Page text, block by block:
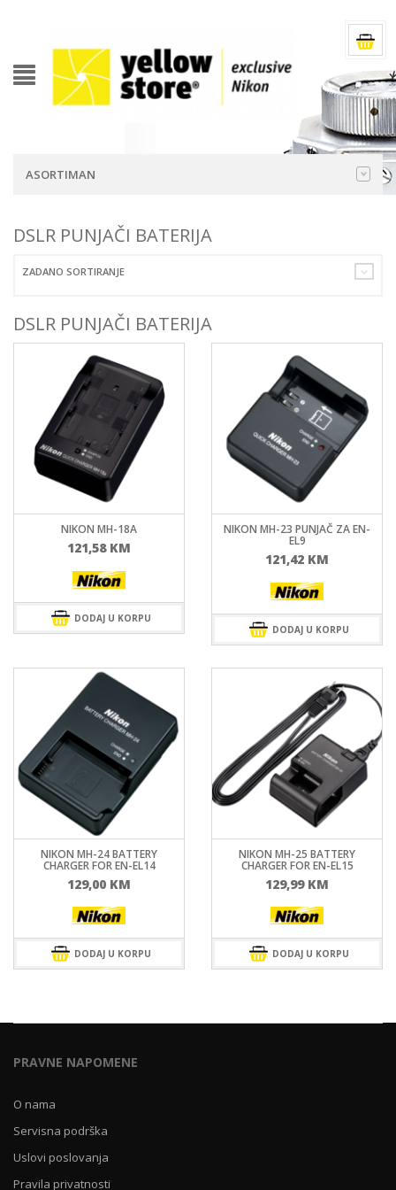
ASORTIMAN
DSLR PUNJAČI BATERIJA
ZADANO SORTIRANJE
DSLR PUNJAČI BATERIJA
NIKON MH-18A
121,58 KM
DODAJ U KORPU
NIKON MH-23 PUNJAČ ZA EN-
EL9
121,42 KM
DODAJ U KORPU
NIKON MH-24 BATTERY
CHARGER FOR EN-EL14
129,00 KM
DODAJ U KORPU
NIKON MH-25 BATTERY
CHARGER FOR EN-EL15
129,99 KM
DODAJ U KORPU
PRAVNE NAPOMENE
O nama
Servisna podrška
Uslovi poslovanja
Pravila privatnosti